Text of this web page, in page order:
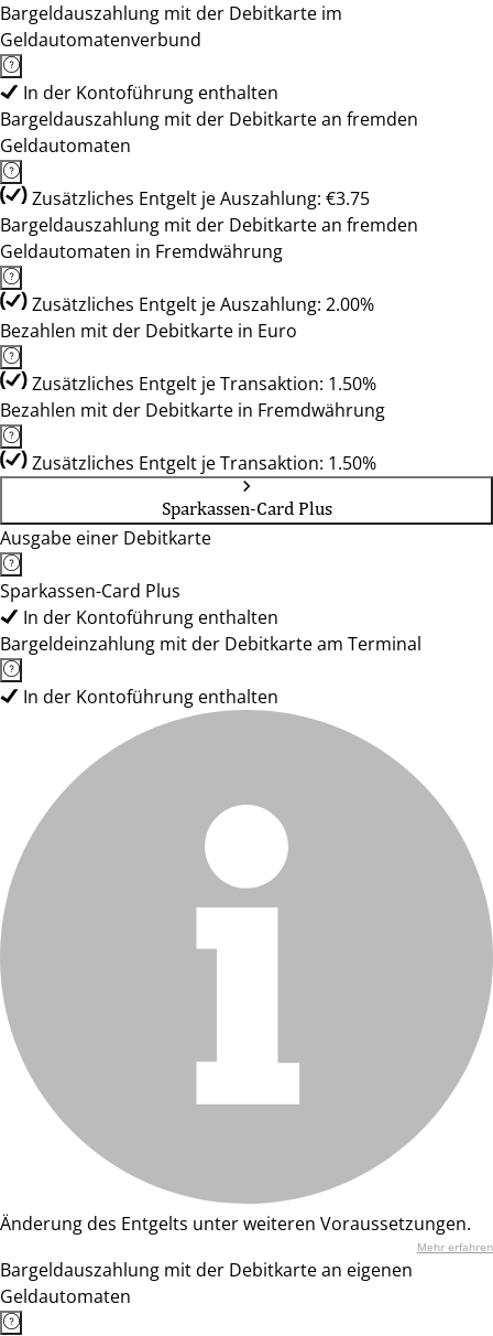
Bargeldauszahlung mit der Debitkarte im
Geldautomatenverbund
In der Kontoführung enthalten
Bargeldauszahlung mit der Debitkarte an fremden
Geldautomaten
Zusätzliches Entgelt je Auszahlung: €3.75
Bargeldauszahlung mit der Debitkarte an fremden
Geldautomaten in Fremdwährung
Zusätzliches Entgelt je Auszahlung: 2.00%
Bezahlen mit der Debitkarte in Euro
Zusätzliches Entgelt je Transaktion: 1.50%
Bezahlen mit der Debitkarte in Fremdwährung
Zusätzliches Entgelt je Transaktion: 1.50%
Sparkassen-Card Plus
Ausgabe einer Debitkarte
Sparkassen-Card Plus
In der Kontoführung enthalten
Bargeldeinzahlung mit der Debitkarte am Terminal
In der Kontoführung enthalten
Änderung des Entgelts unter weiteren Voraussetzungen.
Mehr erfahren
Bargeldauszahlung mit der Debitkarte an eigenen
Geldautomaten